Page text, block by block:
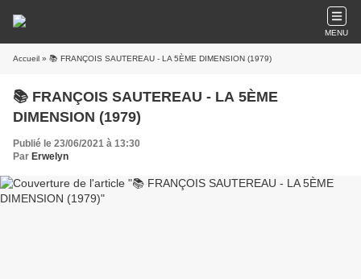
MENU
Accueil » 📚 FRANÇOIS SAUTEREAU - LA 5ÈME DIMENSION (1979)
📚 FRANÇOIS SAUTEREAU - LA 5ÈME
DIMENSION (1979)
Publié le 23/06/2021 à 13:30
Par Erwelyn